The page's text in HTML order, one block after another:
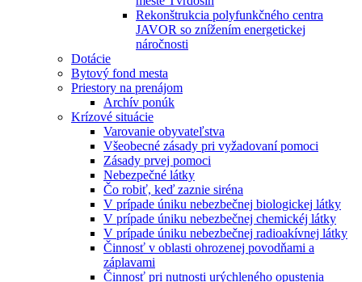
Rekonštrukcia polyfunkčného centra
JAVOR so znížením energetickej
náročnosti
Dotácie
Bytový fond mesta
Priestory na prenájom
Archív ponúk
Krízové situácie
Varovanie obyvateľstva
Všeobecné zásady pri vyžadovaní pomoci
Zásady prvej pomoci
Nebezpečné látky
Čo robiť, keď zaznie siréna
V prípade úniku nebezbečnej biologickej látky
V prípade úniku nebezbečnej chemickéj látky
V prípade úniku nebezbečnej radioakívnej látky
Činnosť v oblasti ohrozenej povodňami a
záplavami
Činnosť pri nutnosti urýchleného opustenia